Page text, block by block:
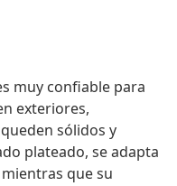
muy confiable para
exteriores,
sólidos y
plateado, se adapta
que su